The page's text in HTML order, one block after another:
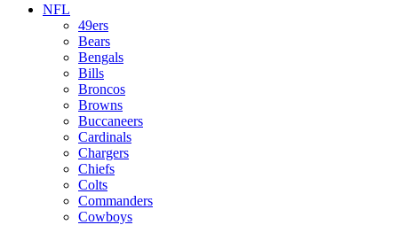
NFL
49ers
Bears
Bengals
Bills
Broncos
Browns
Buccaneers
Cardinals
Chargers
Chiefs
Colts
Commanders
Cowboys